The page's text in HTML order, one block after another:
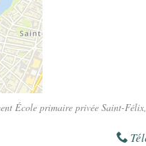
École primaire privée Saint-